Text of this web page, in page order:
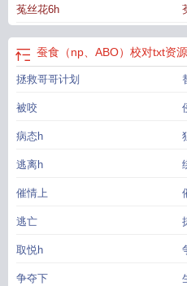
菟丝花6h
蚕食（np、ABO）校对txt资
拯救哥哥计划
被咬
病态h
逃离h
催情上
逃亡
取悦h
争夺下